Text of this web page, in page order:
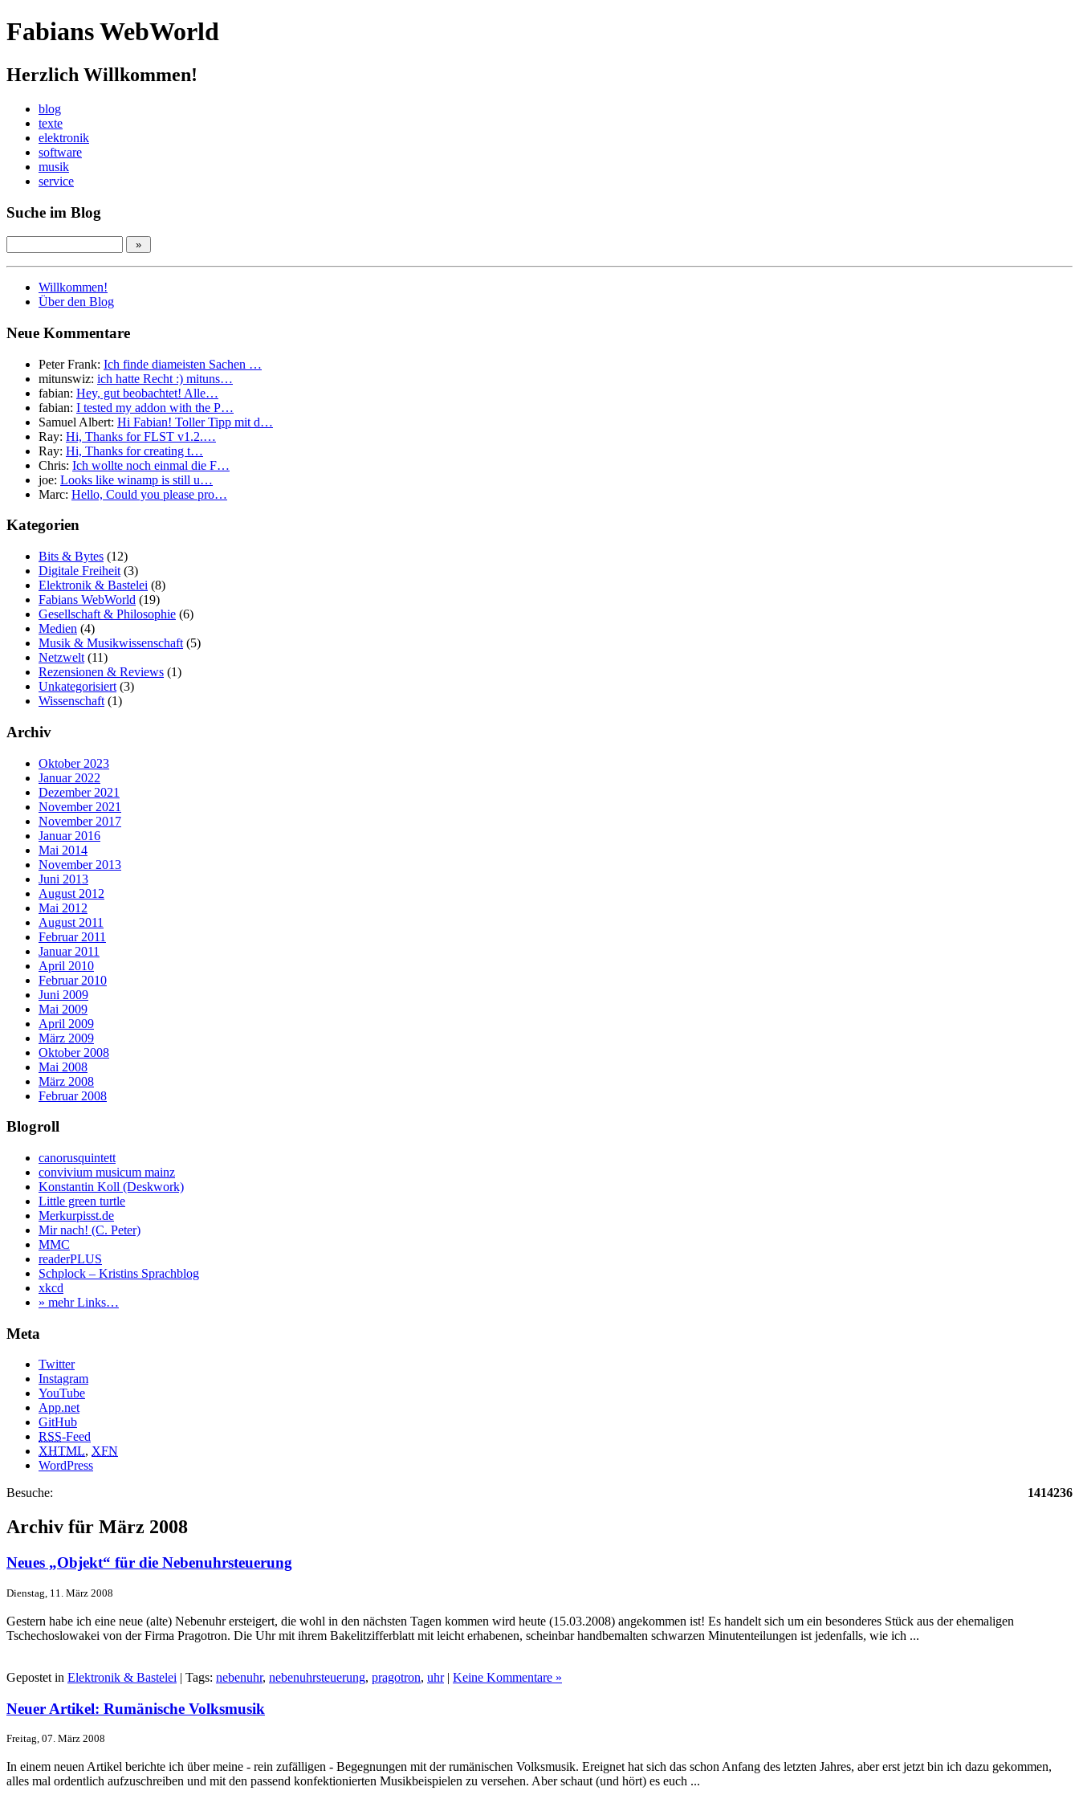
Fabians WebWorld
Herzlich Willkommen!
blog
texte
elektronik
software
musik
service
Suche im Blog
Willkommen!
Über den Blog
Neue Kommentare
Peter Frank: Ich finde diameisten Sachen …
mitunswiz: ich hatte Recht :) mituns…
fabian: Hey, gut beobachtet! Alle…
fabian: I tested my addon with the P…
Samuel Albert: Hi Fabian! Toller Tipp mit d…
Ray: Hi, Thanks for FLST v1.2.…
Ray: Hi, Thanks for creating t…
Chris: Ich wollte noch einmal die F…
joe: Looks like winamp is still u…
Marc: Hello, Could you please pro…
Kategorien
Bits & Bytes (12)
Digitale Freiheit (3)
Elektronik & Bastelei (8)
Fabians WebWorld (19)
Gesellschaft & Philosophie (6)
Medien (4)
Musik & Musikwissenschaft (5)
Netzwelt (11)
Rezensionen & Reviews (1)
Unkategorisiert (3)
Wissenschaft (1)
Archiv
Oktober 2023
Januar 2022
Dezember 2021
November 2021
November 2017
Januar 2016
Mai 2014
November 2013
Juni 2013
August 2012
Mai 2012
August 2011
Februar 2011
Januar 2011
April 2010
Februar 2010
Juni 2009
Mai 2009
April 2009
März 2009
Oktober 2008
Mai 2008
März 2008
Februar 2008
Blogroll
canorusquintett
convivium musicum mainz
Konstantin Koll (Deskwork)
Little green turtle
Merkurpisst.de
Mir nach! (C. Peter)
MMC
readerPLUS
Schplock – Kristins Sprachblog
xkcd
» mehr Links…
Meta
Twitter
Instagram
YouTube
App.net
GitHub
RSS-Feed
XHTML, XFN
WordPress
Besuche:
1414236
Archiv für März 2008
Neues „Objekt“ für die Nebenuhrsteuerung
Dienstag, 11. März 2008
Gestern habe ich eine neue (alte) Nebenuhr ersteigert, die wohl in den nächsten Tagen kommen wird heute (15.03.2008) angekommen ist! Es handelt sich um ein besonderes Stück aus der ehemaligen
Tschechoslowakei von der Firma Pragotron. Die Uhr mit ihrem Bakelitzifferblatt mit leicht erhabenen, scheinbar handbemalten schwarzen Minutenteilungen ist jedenfalls, wie ich ...
Gepostet in Elektronik & Bastelei | Tags: nebenuhr, nebenuhrsteuerung, pragotron, uhr| Keine Kommentare »
Neuer Artikel: Rumänische Volksmusik
Freitag, 07. März 2008
In einem neuen Artikel berichte ich über meine - rein zufälligen - Begegnungen mit der rumänischen Volksmusik. Ereignet hat sich das schon Anfang des letzten Jahres, aber erst jetzt bin ich dazu gekommen,
alles mal ordentlich aufzuschreiben und mit den passend konfektionierten Musikbeispielen zu versehen. Aber schaut (und hört) es euch ...